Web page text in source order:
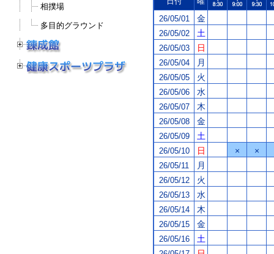
相撲場
多目的グラウンド
26/05/01
金
26/05/02 土
26/05/03 日
26/05/04 月
26/05/05 火
26/05/06 水
26/05/07 木
26/05/08 金
26/05/09 土
26/05/10 日 × ×
26/05/11 月
26/05/12 火
26/05/13 水
26/05/14 木
26/05/15 金
26/05/16 土